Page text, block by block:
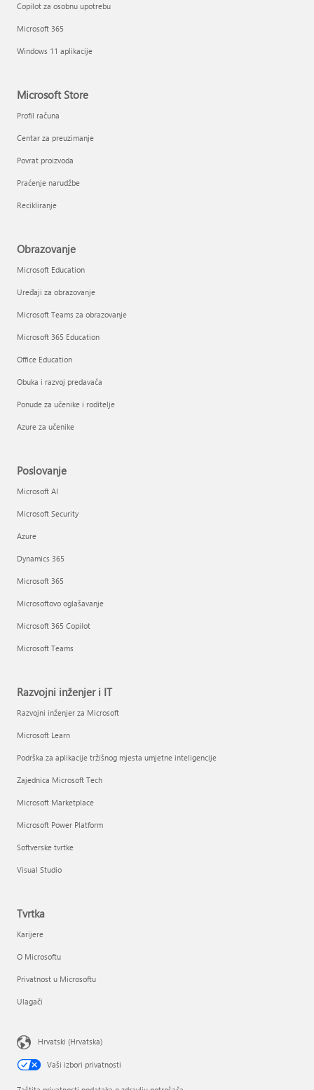
Copilot za osobnu upotrebu
Microsoft 365
Windows 11 aplikacije
Microsoft Store
Profil računa
Centar za preuzimanje
Povrat proizvoda
Praćenje narudžbe
Recikliranje
Obrazovanje
Microsoft Education
Uređaji za obrazovanje
Microsoft Teams za obrazovanje
Microsoft 365 Education
Office Education
Obuka i razvoj predavača
Ponude za učenike i roditelje
Azure za učenike
Poslovanje
Microsoft AI
Microsoft Security
Azure
Dynamics 365
Microsoft 365
Microsoftovo oglašavanje
Microsoft 365 Copilot
Microsoft Teams
Razvojni inženjer i IT
Razvojni inženjer za Microsoft
Microsoft Learn
Podrška za aplikacije tržišnog mjesta umjetne inteligencije
Zajednica Microsoft Tech
Microsoft Marketplace
Microsoft Power Platform
Softverske tvrtke
Visual Studio
Tvrtka
Karijere
O Microsoftu
Privatnost u Microsoftu
Ulagači
Hrvatski (Hrvatska)
Vaši izbori privatnosti